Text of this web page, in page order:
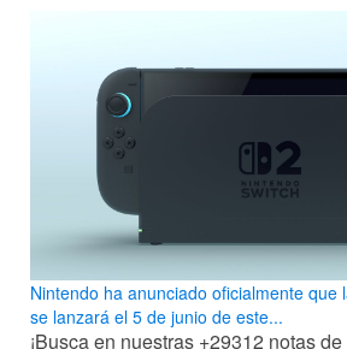
Nintendo ha anunciado oficialmente que
se lanzará el 5 de junio de este...
¡Busca en nuestras +29312 notas